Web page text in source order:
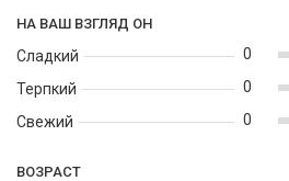
НА ВАШ ВЗГЛЯД ОН
Сладкий
Терпкий
Свежий
0
0
0
ВОЗРАСТ